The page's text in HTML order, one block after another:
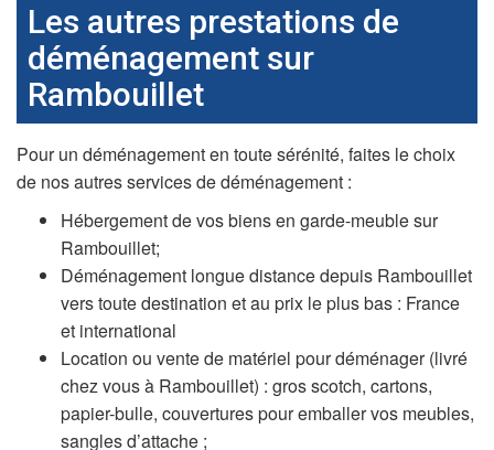
Les autres prestations de
déménagement sur
Rambouillet
Pour un déménagement en toute sérénité, faites le choix
de nos autres services de déménagement :
Hébergement de vos biens en garde-meuble sur
Rambouillet;
Déménagement longue distance depuis Rambouillet
vers toute destination et au prix le plus bas : France
et international
Location ou vente de matériel pour déménager (livré
chez vous à Rambouillet) : gros scotch, cartons,
papier-bulle, couvertures pour emballer vos meubles,
sangles d’attache ;